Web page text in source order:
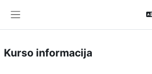
Kurso informacija